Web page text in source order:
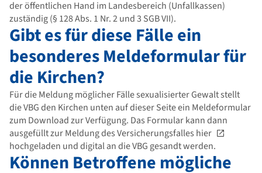
der öffentlichen Hand im Landesbereich (Unfallkassen)
zuständig (§ 128 Abs. 1 Nr. 2 und 3 SGB VII).
Gibt es für diese Fälle ein
besonderes Meldeformular für
die Kirchen?
Für die Meldung möglicher Fälle sexualisierter Gewalt stellt
die VBG den Kirchen unten auf dieser Seite ein Meldeformular
zum Download zur Verfügung. Das Formular kann dann
ausgefüllt zur Meldung des Versicherungsfalles hier
hochgeladen und digital an die VBG gesandt werden.
Können Betroffene mögliche